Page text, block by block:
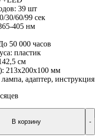
39 шт
30/60/99 сек
405 нм
50 000 часов
пластик
см
213х200х100 мм
адаптер, инструкция
-
В корзину